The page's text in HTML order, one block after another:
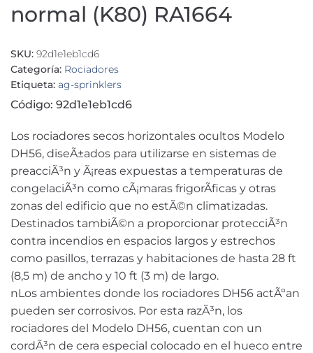
normal (K80) RA1664
SKU: 92d1e1eb1cd6
Categoría: Rociadores
Etiqueta: ag-sprinklers
Código: 92d1e1eb1cd6
Los rociadores secos horizontales ocultos Modelo
DH56, diseÃ±ados para utilizarse en sistemas de
preacciÃ³n y Ã¡reas expuestas a temperaturas de
congelaciÃ³n como cÃ¡maras frigorÃ­ficas y otras
zonas del edificio que no estÃ©n climatizadas.
Destinados tambiÃ©n a proporcionar protecciÃ³n
contra incendios en espacios largos y estrechos
como pasillos, terrazas y habitaciones de hasta 28 ft
(8,5 m) de ancho y 10 ft (3 m) de largo.
nLos ambientes donde los rociadores DH56 actÃºan
pueden ser corrosivos. Por esta razÃ³n, los
rociadores del Modelo DH56, cuentan con un
cordÃ³n de cera especial colocado en el hueco entre